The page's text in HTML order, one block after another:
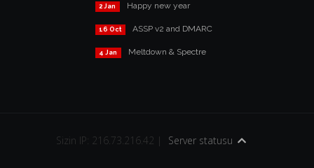
2 Jan Happy new year
16 Oct ASSP v2 and DMARC
4 Jan Meltdown & Spectre
Sizin IP: 216.73.216.42 | Server statusu